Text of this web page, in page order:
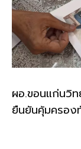
ผอ.ขอนแก่นวิ
ยืนยันคุ้มครอง